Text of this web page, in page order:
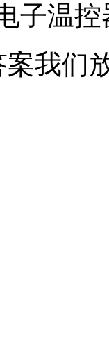
子温控
我们